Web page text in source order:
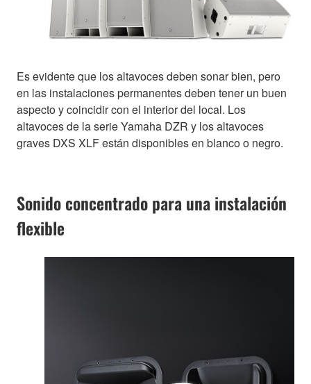
Es evidente que los altavoces deben sonar bien, pero
en las instalaciones permanentes deben tener un buen
aspecto y coincidir con el interior del local. Los
altavoces de la serie Yamaha DZR y los altavoces
graves DXS XLF están disponibles en blanco o negro.
Sonido concentrado para una instalación
flexible